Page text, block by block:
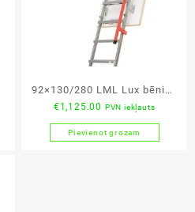
92×130/280 LML Lux bēniņu
kāpnes
€1,125.00 PVN iekļauts
Pievienot grozam